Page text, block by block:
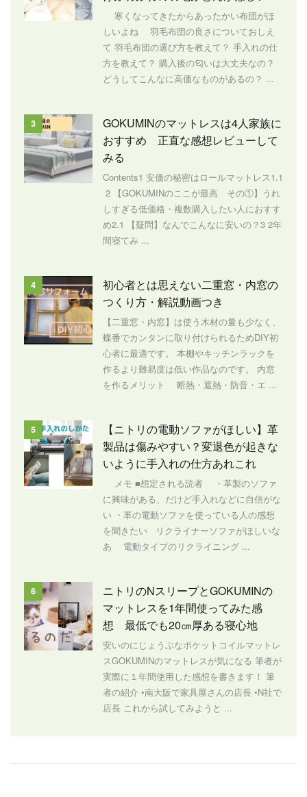
寒くなってきたからあったかい布団がほ
しいよね 羽毛布団の良さについておしえ
て 羽毛布団の選び方を教えて？ 手入れの仕
方を教えて？ 購入後の匂いは大丈夫なの？
どうしてこんなに高価なものがあるの？ ...
3
GOKUMINのマットレスは4人家族に
おすすめ 正直な感想レビューして
みる
Contents1 安価の秘密はロールマットレス1.1
2 【GOKUMINのここが最高 その①】うれ
しすぎる低価格・複数購入したい人におすす
め2.1 【疑問】なんでこんなに安いの？3 2年
間寝てみ ...
4
初心者とは思えない二重窓・内窓の
つくり方・解説動画つき
【二重窓・内窓】は使う木材の量も少なく、
蝶番でカンタンに取り付けられるためDIY初
心者に最適です。 本棚やキッチンラックを
作るより難易度は低い作品なのです。 内窓
を作るメリット 断熱・遮熱・防音・エ ...
5
【ニトリの電動ソファがほしい】革
製品は傷みやすい？変退色が起きな
いように手入れの仕方あれこれ
メモ ■想定される読者 ・革製のソファ
に興味がある、だけど手入れなどに自信がな
い ・革の電動ソファを使っている人の感想
を聞きたい リクライナーソファがほしいな
あ 電動タイプのリクライニング ...
6
ニトリのNスリープとGOKUMINの
マットレスを1年間使ってみた感
想 最低でも20㎝厚ある寝心地
安いのにじょうぶなポケットコイルマットレ
スGOKUMINのマットレスが気になる 筆者が
実際に１年間使用した感想を書きます！ 筆
者の紹介 •南大阪で家具屋さんの店長 •N社で
店長 これから試してみようと ...